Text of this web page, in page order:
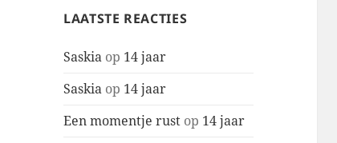
LAATSTE REACTIES
Saskia op 14 jaar
Saskia op 14 jaar
Een momentje rust op 14 jaar